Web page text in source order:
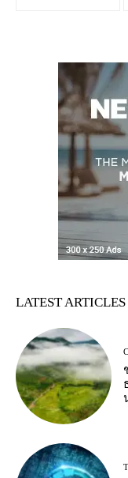
LATEST ARTICLES